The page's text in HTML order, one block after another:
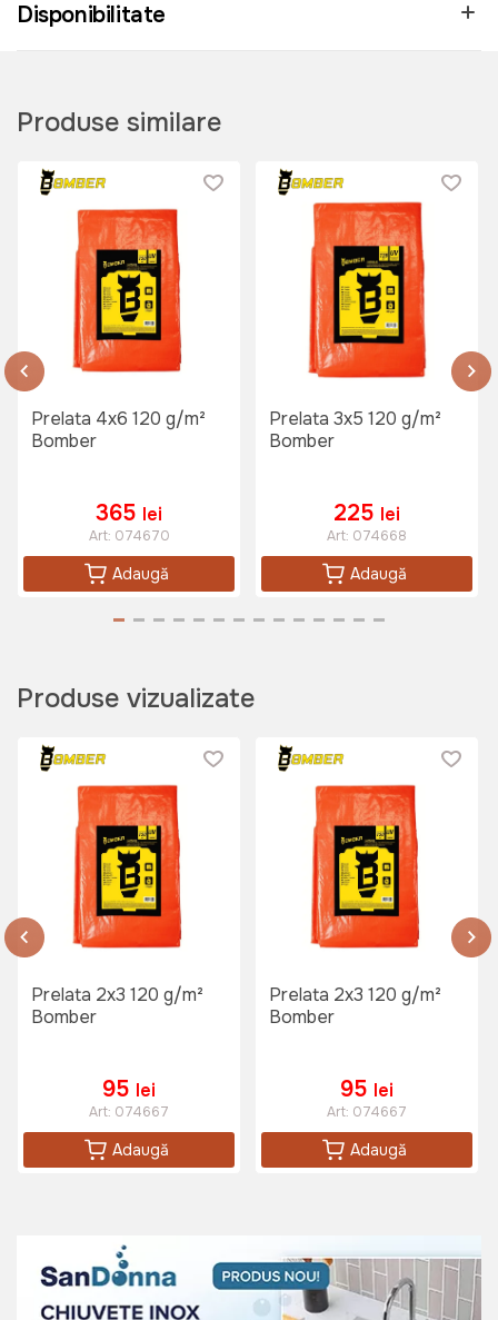
Disponibilitate
Produse similare
Prelata 4x6 120 g/m²
Bomber
365 lei
Art: 074670
Adaugă
Prelata 3x5 120 g/m²
Bomber
225 lei
Art: 074668
Adaugă
Produse vizualizate
Prelata 2x3 120 g/m²
Bomber
95 lei
Art: 074667
Adaugă
Prelata 2x3 120 g/m²
Bomber
95 lei
Art: 074667
Adaugă